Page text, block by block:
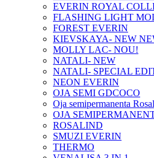
EVERIN ROYAL
FLASHING LIGHT
FOREST EVERIN
KIEVSKAYA- NEW
MOLLY LAC- NOU!
NATALI- NEW
NATALI- SPECIAL
NEON EVERIN
OJA SEMI GDCOCO
Oja semipermanenta
OJA
ROSALIND
SMUZI EVERIN
THERMO